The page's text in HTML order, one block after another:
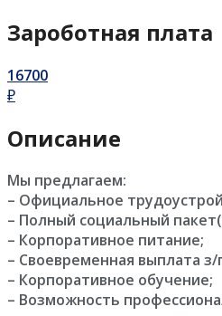
Зароботная плата
16700
₽
Описание
Мы предлагаем:
– Официальное
– Полный социальный
– Корпоративное питание;
– Своевременная выплата з/
– Корпоративное обучение;
– Возможность